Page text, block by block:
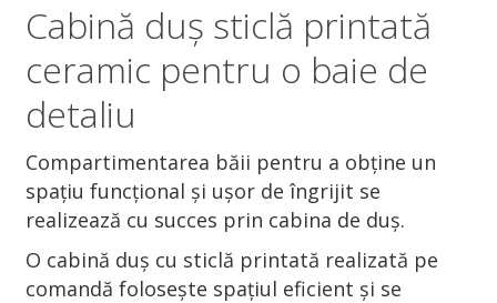
Cabină duș sticlă printată
ceramic pentru o baie de
detaliu
Compartimentarea băii pentru a obține un
spațiu funcțional și ușor de îngrijit se
realizează cu succes prin cabina de duș.
O cabină duș cu sticlă printată realizată pe
comandă folosește spațiul eficient și se